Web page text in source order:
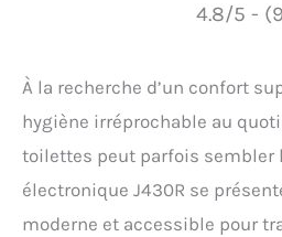
4.8/5 -
À la recherche d’un confort
hygiène irréprochable au
toilettes peut parfois sembler
électronique J430R se
moderne et accessible pour